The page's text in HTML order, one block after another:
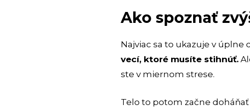
Ako spoznať
Najviac sa to ukazuje v úplne
vecí, ktoré musíte stihnúť.
ste v miernom strese.
Telo to potom začne doháňať